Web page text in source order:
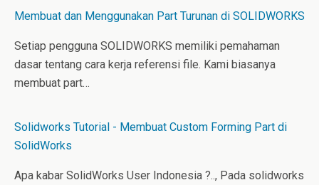
Membuat dan Menggunakan Part Turunan di SOLIDWORKS
Setiap pengguna SOLIDWORKS memiliki pemahaman
dasar tentang cara kerja referensi file. Kami biasanya
membuat part…
Solidworks Tutorial - Membuat Custom Forming Part di
SolidWorks
Apa kabar SolidWorks User Indonesia ?.., Pada solidworks